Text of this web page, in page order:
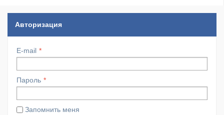
Авторизация
E-mail
Пароль
Запомнить меня